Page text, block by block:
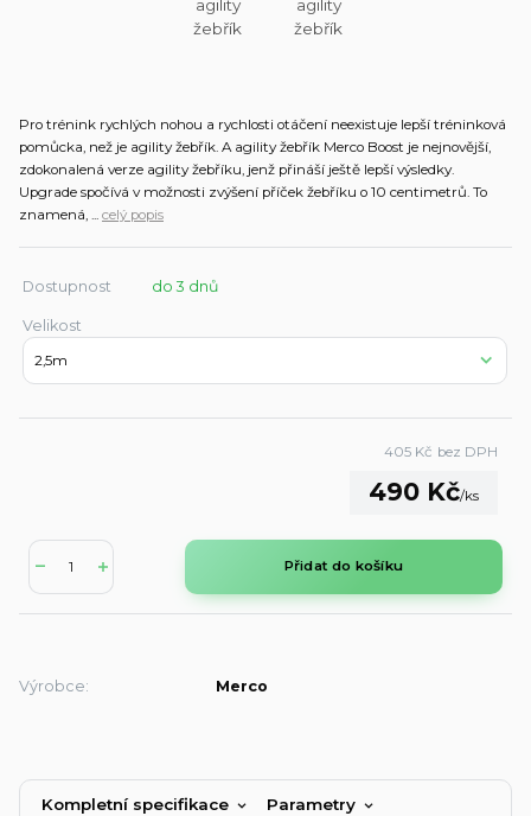
Pro trénink rychlých nohou a rychlosti otáčení neexistuje lepší tréninková
pomůcka, než je agility žebřík. A agility žebřík Merco Boost je nejnovější,
zdokonalená verze agility žebříku, jenž přináší ještě lepší výsledky.
Upgrade spočívá v možnosti zvýšení příček žebříku o 10 centimetrů. To
znamená, ... celý popis
Dostupnost do 3 dnů
Velikost
490 Kč/ks
405 Kč bez DPH
Přidat do košíku
Výrobce: Merco
Kompletní specifikace Parametry